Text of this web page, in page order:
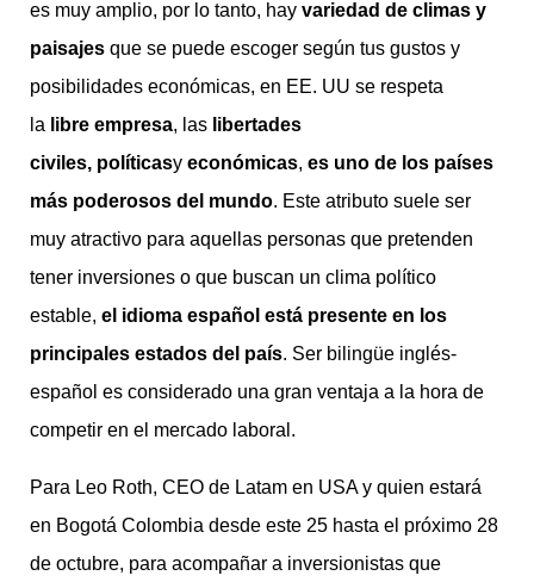
es muy amplio, por lo tanto, hay variedad de climas y
paisajes que se puede escoger según tus gustos y
posibilidades económicas, en EE. UU se respeta
la libre empresa, las libertades
civiles, políticasy económicas, es uno de los países
más poderosos del mundo. Este atributo suele ser
muy atractivo para aquellas personas que pretenden
tener inversiones o que buscan un clima político
estable, el idioma español está presente en los
principales estados del país. Ser bilingüe inglés-
español es considerado una gran ventaja a la hora de
competir en el mercado laboral.
Para Leo Roth, CEO de Latam en USA y quien estará
en Bogotá Colombia desde este 25 hasta el próximo 28
de octubre, para acompañar a inversionistas que